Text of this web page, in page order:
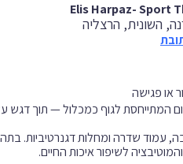
Elis Harpaz- Sport
השונית, הרצליה
או פגישה
עמוד שדרה ומחלות דגנרטיביות.